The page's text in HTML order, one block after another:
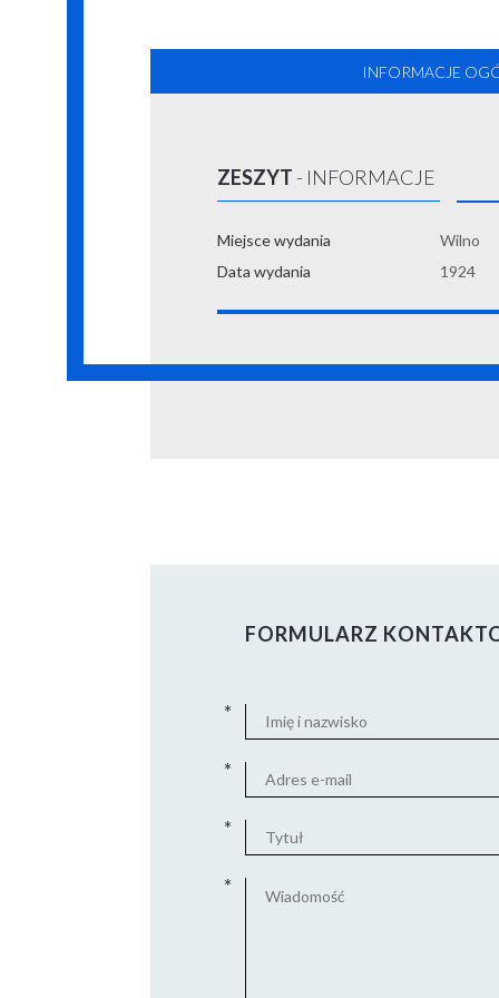
INFORMACJE
ZESZYT - INFORMACJE
Miejsce wydania
Wilno
Data wydania
1924
FORMULARZ